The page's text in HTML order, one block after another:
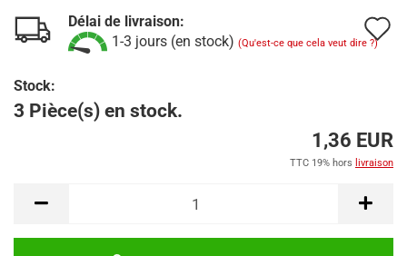
Délai de livraison:
1-3 jours (en stock) (Qu'est-ce que cela veut dire ?)
Stock:
3 Pièce(s) en stock.
1,36 EUR
TTC 19% hors livraison